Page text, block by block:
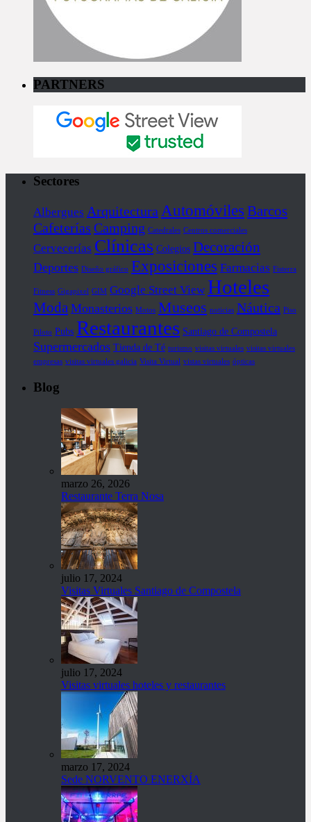
PARTNERS
Sectores
Albergues Arquitectura Automóviles Barcos
Cafeterías Camping Catedrales Centros comerciales
Cervecerías Clínicas Colegios Decoración
Deportes Diseño gráfico Exposiciones Farmacias Fisterra
Fitness Gigapixel GIM Google Street View Hoteles
Moda Monasterios Motos Museos noticias Náutica Piso
Piloto Pubs Restaurantes Santiago de Compostela
Supermercados Tienda de Té turismo visitas virtuales visitas virtuales
empresas visitas virtuales galicia Visita Virtual vistas virtuales ópticas
Blog
marzo 26, 2026
Restaurante Terra Nosa
julio 17, 2024
Visitas Virtuales Santiago de Compostela
julio 17, 2024
Visitas virtuales hoteles y restaurantes
marzo 17, 2024
Sede NORVENTO ENERXÍA